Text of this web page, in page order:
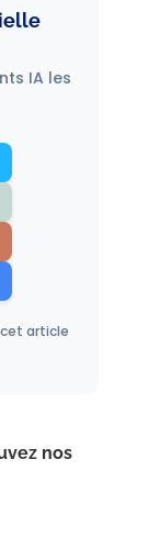
IA les
article
nos